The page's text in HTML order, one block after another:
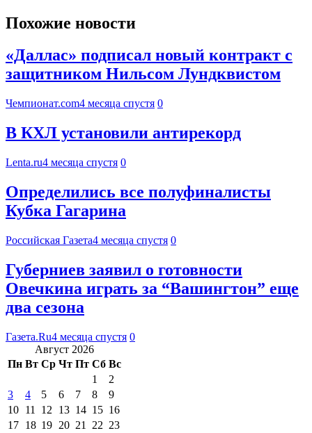
Похожие новости
«Даллас» подписал новый контракт с
защитником Нильсом Лундквистом
Чемпионат.com4 месяца спустя 0
В КХЛ установили антирекорд
Lenta.ru4 месяца спустя 0
Определились все полуфиналисты
Кубка Гагарина
Российская Газета4 месяца спустя 0
Губерниев заявил о готовности
Овечкина играть за “Вашингтон” еще
два сезона
Газета.Ru4 месяца спустя 0
Август 2026
Пн Вт Ср Чт Пт Сб Вс
1
2
3
4 5 6 7 8
9
10 11 12 13 14 15 16
17 18 19 20 21 22 23